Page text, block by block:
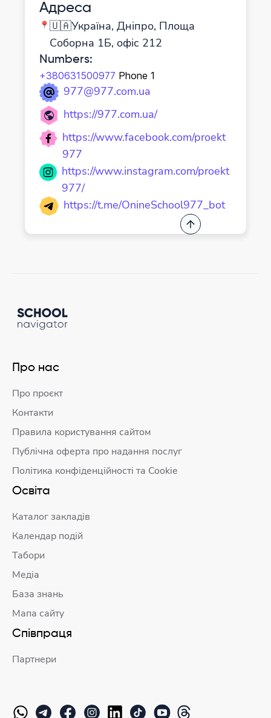
Адреса
🇺🇦Україна, Дніпро, Площа
Соборна 1Б, офіс 212
Numbers:
+380631500977 Phone 1
977@977.com.ua
https://977.com.ua/
https://www.facebook.com/proekt
977
https://www.instagram.com/proekt
977/
https://t.me/OnineSchool977_bot
Про нас
Про проєкт
Контакти
Правила користування сайтом
Публічна оферта про надання послуг
Політика конфіденційності та Cookie
Освіта
Каталог закладів
Календар подій
Табори
Медіа
База знань
Мапа сайту
Співпраця
Партнери